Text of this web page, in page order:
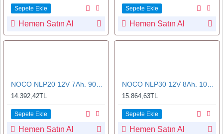
Sepete Ekle
Hemen Satın Al
Sepete Ekle
Hemen Satın Al
14.392,42TL
Sepete Ekle
Hemen Satın Al
NOCO NLP30 12V 8Ah. 100Wh Li-İon Motosiklet Aküsü CCA 700A LiFeP04
15.864,63TL
Sepete Ekle
Hemen Satın Al